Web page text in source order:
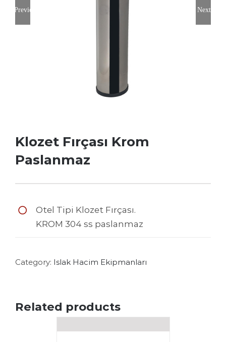
Previous Next
Klozet Fırçası Krom
Paslanmaz
Otel Tipi Klozet Fırçası.
KROM 304 ss paslanmaz
Category: Islak Hacim Ekipmanları
Related products